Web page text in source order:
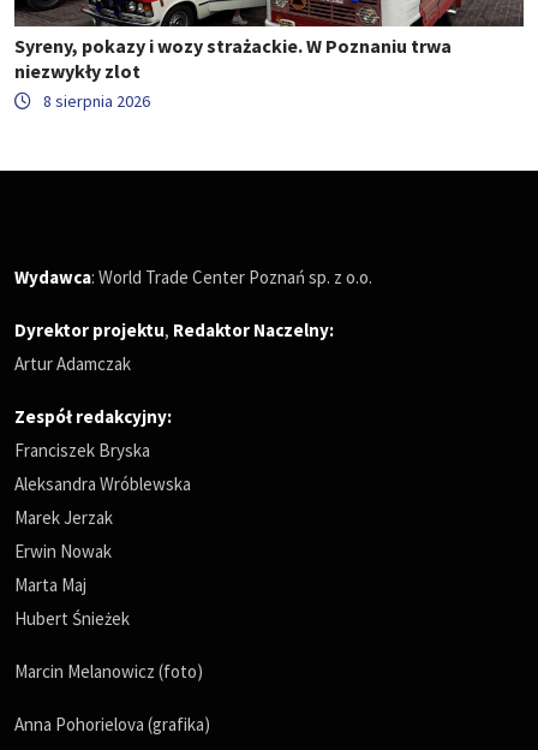
Syreny, pokazy i wozy strażackie. W Poznaniu trwa
niezwykły zlot
8 sierpnia 2026
Wydawca: World Trade Center Poznań sp. z o.o.
Dyrektor projektu, Redaktor Naczelny:
Artur Adamczak
Zespół redakcyjny:
Franciszek Bryska
Aleksandra Wróblewska
Marek Jerzak
Erwin Nowak
Marta Maj
Hubert Śnieżek
Marcin Melanowicz (foto)
Anna Pohorielova (grafika)